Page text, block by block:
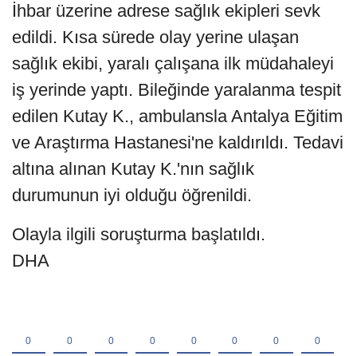
İhbar üzerine adrese sağlık ekipleri sevk
edildi. Kısa sürede olay yerine ulaşan
sağlık ekibi, yaralı çalışana ilk müdahaleyi
iş yerinde yaptı. Bileğinde yaralanma tespit
edilen Kutay K., ambulansla Antalya Eğitim
ve Araştırma Hastanesi'ne kaldırıldı. Tedavi
altına alınan Kutay K.'nın sağlık
durumunun iyi olduğu öğrenildi.
Olayla ilgili soruşturma başlatıldı.
DHA